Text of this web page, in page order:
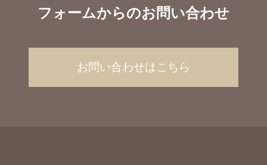
フォームからのお問い合わせ
お問い合わせはこちら